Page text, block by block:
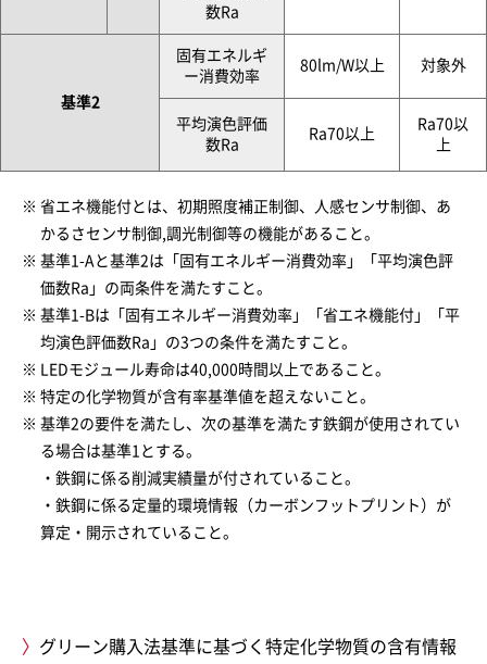
数Ra
基準2
固有エネルギ
ー消費効率
80lm/W以上 対象外
平均演色評価
数Ra
Ra70以上
Ra70以
上
省エネ機能付とは、初期照度補正制御、人感センサ制御、あ
かるさセンサ制御,調光制御等の機能があること。
基準1-Aと基準2は「固有エネルギー消費効率」「平均演色評
価数Ra」の両条件を満たすこと。
基準1-Bは「固有エネルギー消費効率」「省エネ機能付」「平
均演色評価数Ra」の3つの条件を満たすこと。
LEDモジュール寿命は40,000時間以上であること。
特定の化学物質が含有率基準値を超えないこと。
基準2の要件を満たし、次の基準を満たす鉄鋼が使用されてい
る場合は基準1とする。
・鉄鋼に係る削減実績量が付されていること。
・鉄鋼に係る定量的環境情報（カーボンフットプリント）が
算定・開示されていること。
グリーン購入法基準に基づく特定化学物質の含有情報